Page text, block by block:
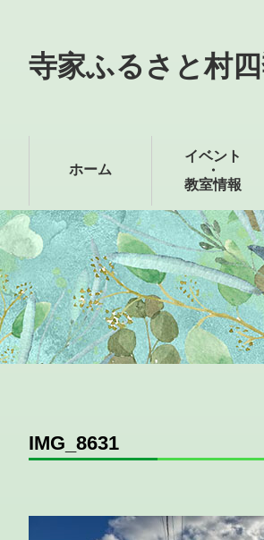
寺家ふるさと村
ホーム
イベント
・
教室情報
IMG_8631